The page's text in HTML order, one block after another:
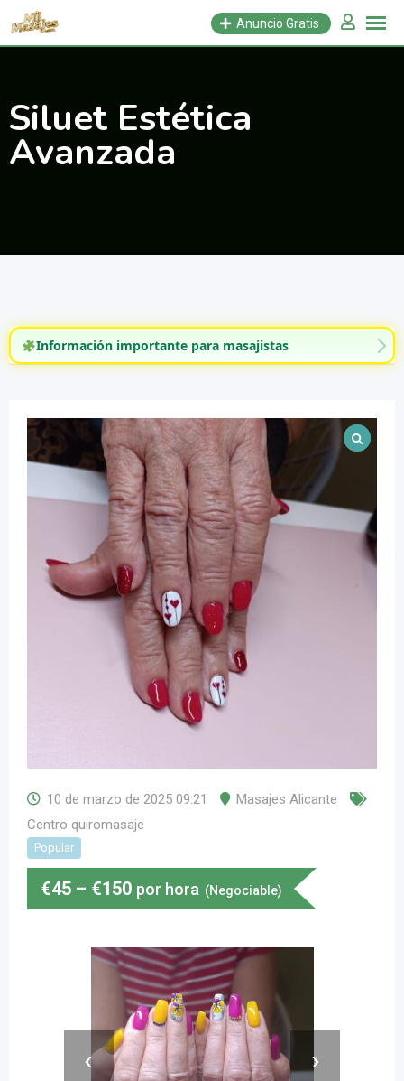
Saltar
Anuncio Gratis
Siluet Estética
Avanzada
Información importante para masajistas
10 de marzo de 2025 09:21
Masajes Alicante
Centro quiromasaje
Popular
€45 – €150 por hora (Negociable)
‹ ›